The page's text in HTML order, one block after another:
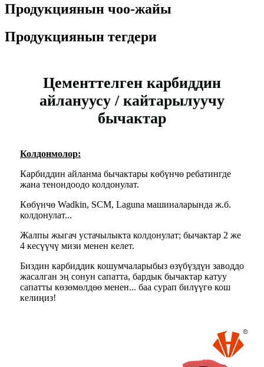
Продукциянын чоо-жайы
Продукциянын тегдери
Цементтелген карбиддин
айлануусу / кайтарылуучу
бычактар
Колдонмолор:
Карбиддин айланма бычактары көбүнчө ребатингде
жана тенондоодо колдонулат.
Көбүнчө Wadkin, SCM, Laguna машиналарында ж.б.
колдонулат...
Жалпы жыгач устачылыкта колдонулат; бычактар ​​2 же
4 кесүүчү мизи менен келет.
Биздин карбиддик кошумчаларыбыз өзүбүздүн заводдо
жасалган эң сонун сапатта, бардык бычактар ​​катуу
сапатты көзөмөлдөө менен... баа сурап билүүгө кош
келиңиз!